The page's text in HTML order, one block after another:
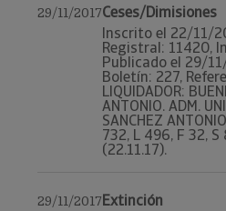
29/11/2017Ceses/Dimisiones
Inscrito el 22/11/
Registral: 11420,
Publicado el 29/
Boletín: 227,
LIQUIDADOR:
ANTONIO. ADM.
SANCHEZ
732, L 496, F 32, S
(22.11.17).
29/11/2017Extinción